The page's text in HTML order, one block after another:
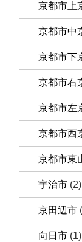
京都市上
京都市中
京都市下
京都市右
京都市左
京都市西
京都市東
宇治市 (2)
京田辺市
向日市 (1)